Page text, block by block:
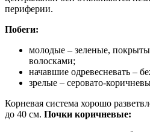
периферии.
Побеги:
молодые – зеленые,
волосками;
начавшие одревесневать –
зрелые – серовато-
Корневая система хорошо
до 40 см. Почки коричневые: